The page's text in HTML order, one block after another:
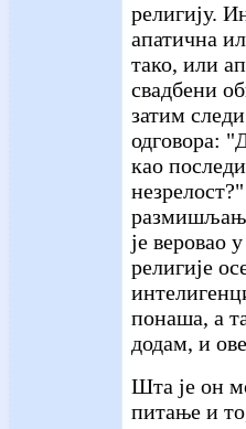
религију.
апатична
тако, или
свадбени
затим
одговора:
као
је веровао
религије
понаша, а
додам, и
Шта је он
питање и